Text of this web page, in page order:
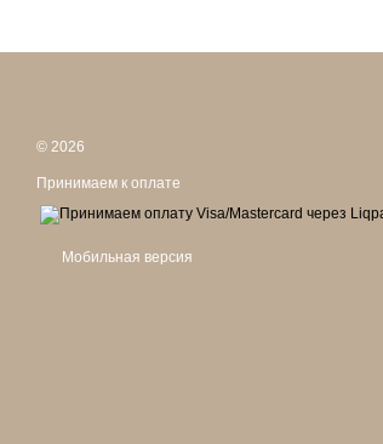
© 2026
Принимаем к оплате
Мобильная версия